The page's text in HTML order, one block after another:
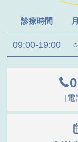
診療時間 月
09:00-19:00 ○
[